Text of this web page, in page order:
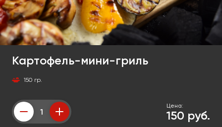
Картофель-мини-гриль
150 гр.
Counter
Цена:
150 руб.